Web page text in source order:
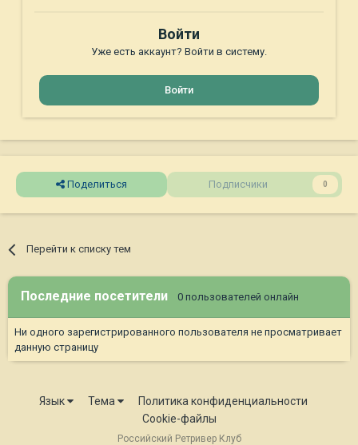
Войти
Уже есть аккаунт? Войти в систему.
Войти
Поделиться Подписчики 0
Перейти к списку тем
Последние посетители 0 пользователей онлайн
Ни одного зарегистрированного пользователя не просматривает
данную страницу
Язык Тема
Политика конфиденциальности
Cookie-файлы
Российский Ретривер Клуб